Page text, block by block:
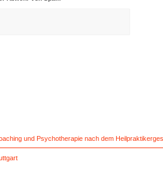
und Psychotherapie nach dem